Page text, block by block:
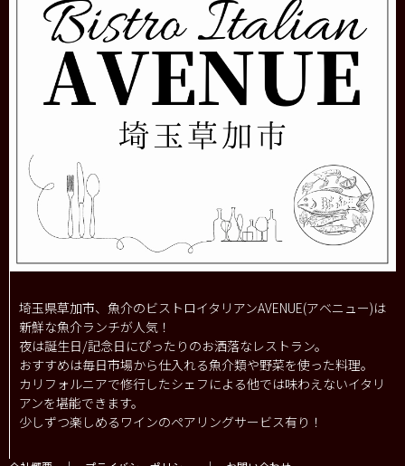
埼玉県草加市、魚介のビストロイタリアンAVENUE(アベニュー)は
新鮮な魚介ランチが人気！
夜は誕生日/記念日にぴったりのお洒落なレストラン。
おすすめは毎日市場から仕入れる魚介類や野菜を使った料理。
カリフォルニアで修行したシェフによる他では味わえないイタリ
アンを堪能できます。
少しずつ楽しめるワインのペアリングサービス有り！